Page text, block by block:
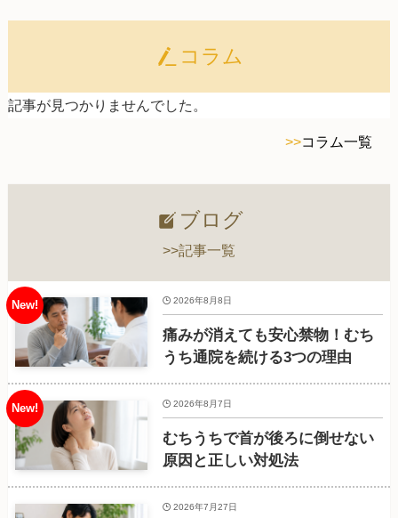
コラム
記事が見つかりませんでした。
>>コラム一覧
ブログ
>>記事一覧
痛みが消えても安心禁物！むち
うち通院を続ける3つの理由
2026年8月8日
むちうちで首が後ろに倒せない
原因と正しい対処法
2026年8月7日
2026年7月27日